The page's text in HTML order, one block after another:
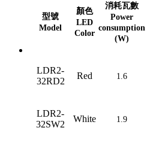
型號
Model
顏色
LED
Color
消耗瓦數
Power
consumption
(W)
LDR2-
32RD2
Red 1.6
LDR2-
32SW2
White 1.9